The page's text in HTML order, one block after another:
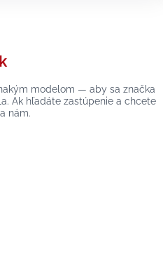
modelom — aby sa značka
Ak hľadáte zastúpenie a chcete
nám.